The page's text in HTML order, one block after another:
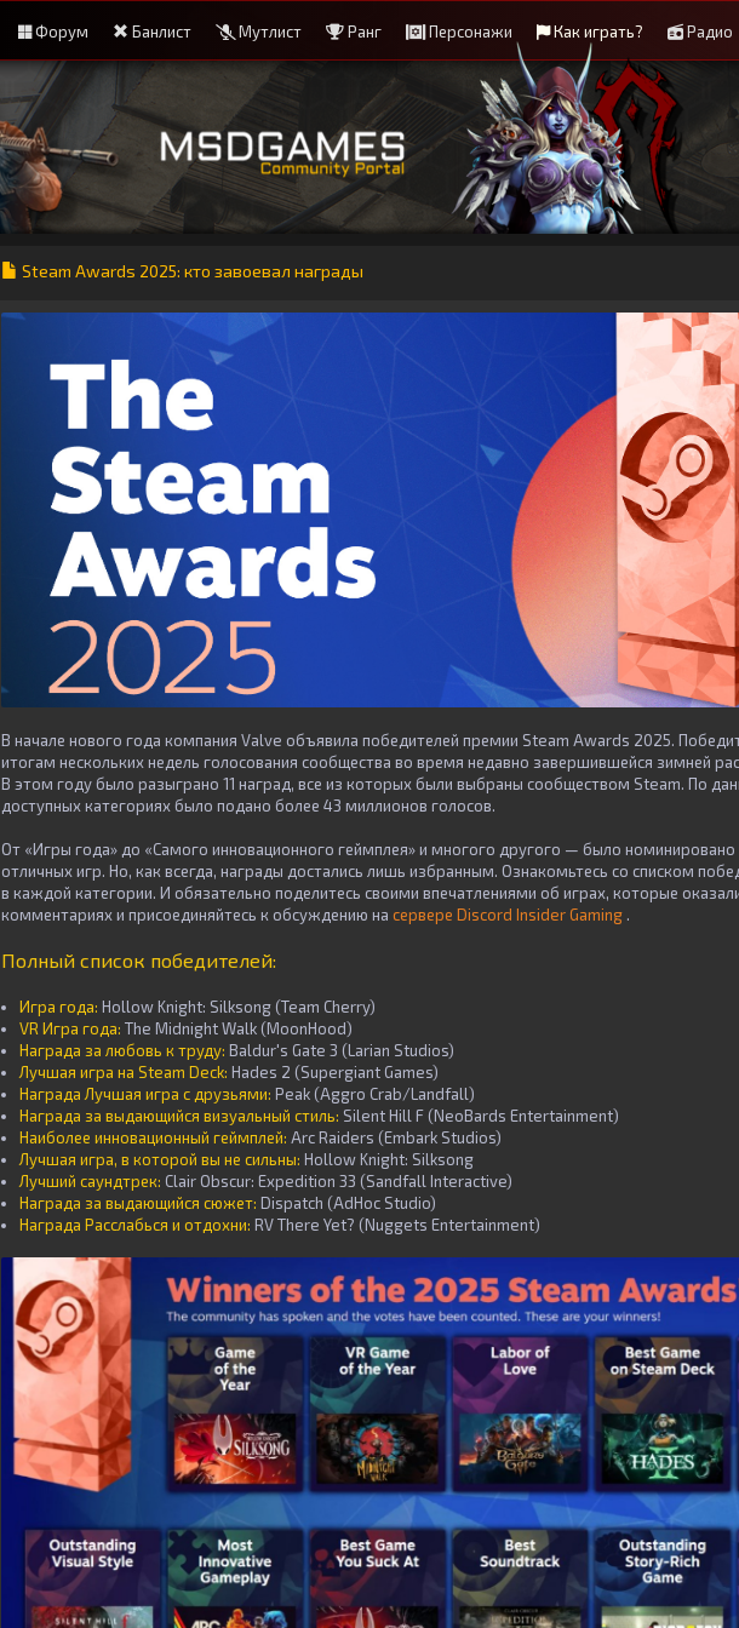
Форум Банлист Мутлист Ранг Персонажи Как играть? Радио
Steam Awards 2025: кто завоевал награды
В начале нового года компания Valve объявила победителей премии Steam Awards 2025.
итогам нескольких недель голосования сообщества во время недавно завершившейся зимней
В этом году было разыграно 11 наград, все из которых были выбраны сообществом Steam. По
доступных категориях было подано более 43 миллионов голосов.
От «Игры года» до «Самого инновационного геймплея» и многого другого — было
отличных игр. Но, как всегда, награды достались лишь избранным. Ознакомьтесь со списком
в каждой категории. И обязательно поделитесь своими впечатлениями об играх, которые
комментариях и присоединяйтесь к обсуждению на сервере Discord Insider Gaming .
Полный список победителей:
Игра года: Hollow Knight: Silksong (Team Cherry)
VR Игра года: The Midnight Walk (MoonHood)
Награда за любовь к труду: Baldur's Gate 3 (Larian Studios)
Лучшая игра на Steam Deck: Hades 2 (Supergiant Games)
Награда Лучшая игра с друзьями: Peak (Aggro Crab/Landfall)
Награда за выдающийся визуальный стиль: Silent Hill F (NeoBards Entertainment)
Наиболее инновационный геймплей: Arc Raiders (Embark Studios)
Лучшая игра, в которой вы не сильны: Hollow Knight: Silksong
Лучший саундтрек: Clair Obscur: Expedition 33 (Sandfall Interactive)
Награда за выдающийся сюжет: Dispatch (AdHoc Studio)
Награда Расслабься и отдохни: RV There Yet? (Nuggets Entertainment)